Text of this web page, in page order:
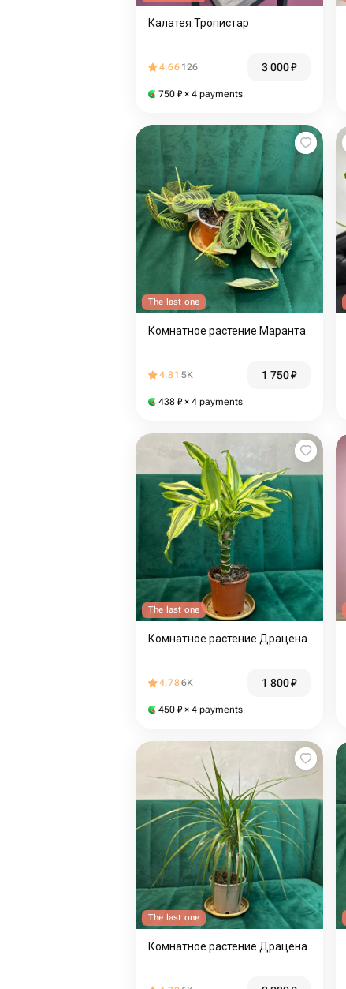
Калатея Тропистар
4.66 126 3 000₽
750 ₽ × 4 payments
The last one
Комнатное растение Маранта
4.81 5K 1 750₽
438 ₽ × 4 payments
The last one
Комнатное растение Драцена
4.786K 1 800₽
450 ₽ × 4 payments
The last one
Комнатное растение Драцена